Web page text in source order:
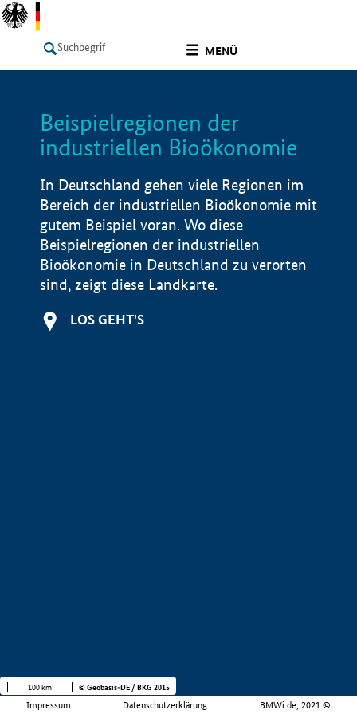
MENÜ
LISTE
Beispielregionen der
industriellen Bioökonomie
In Deutschland gehen viele Regionen im
Bereich der industriellen Bioökonomie mit
gutem Beispiel voran. Wo diese
Beispielregionen der industriellen
Bioökonomie in Deutschland zu verorten
sind, zeigt diese Landkarte.
LOS GEHT'S
Impressum Datenschutzerklärung BMWi.de, 2021 ©
100 km © Geobasis-DE / BKG 2015